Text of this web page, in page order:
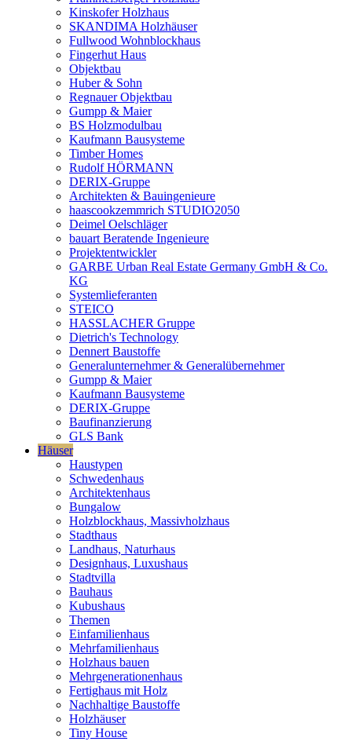
Kinskofer Holzhaus
SKANDIMA Holzhäuser
Fullwood Wohnblockhaus
Fingerhut Haus
Objektbau
Huber & Sohn
Regnauer Objektbau
Gumpp & Maier
BS Holzmodulbau
Kaufmann Bausysteme
Timber Homes
Rudolf HÖRMANN
DERIX-Gruppe
Architekten & Bauingenieure
haascookzemmrich STUDIO2050
Deimel Oelschläger
bauart Beratende Ingenieure
Projektentwickler
GARBE Urban Real Estate Germany GmbH & Co.
KG
Systemlieferanten
STEICO
HASSLACHER Gruppe
Dietrich's Technology
Dennert Baustoffe
Generalunternehmer & Generalübernehmer
Gumpp & Maier
Kaufmann Bausysteme
DERIX-Gruppe
Baufinanzierung
GLS Bank
Häuser
Haustypen
Schwedenhaus
Architektenhaus
Bungalow
Holzblockhaus, Massivholzhaus
Stadthaus
Landhaus, Naturhaus
Designhaus, Luxushaus
Stadtvilla
Bauhaus
Kubushaus
Themen
Einfamilienhaus
Mehrfamilienhaus
Holzhaus bauen
Mehrgenerationenhaus
Fertighaus mit Holz
Nachhaltige Baustoffe
Holzhäuser
Tiny House